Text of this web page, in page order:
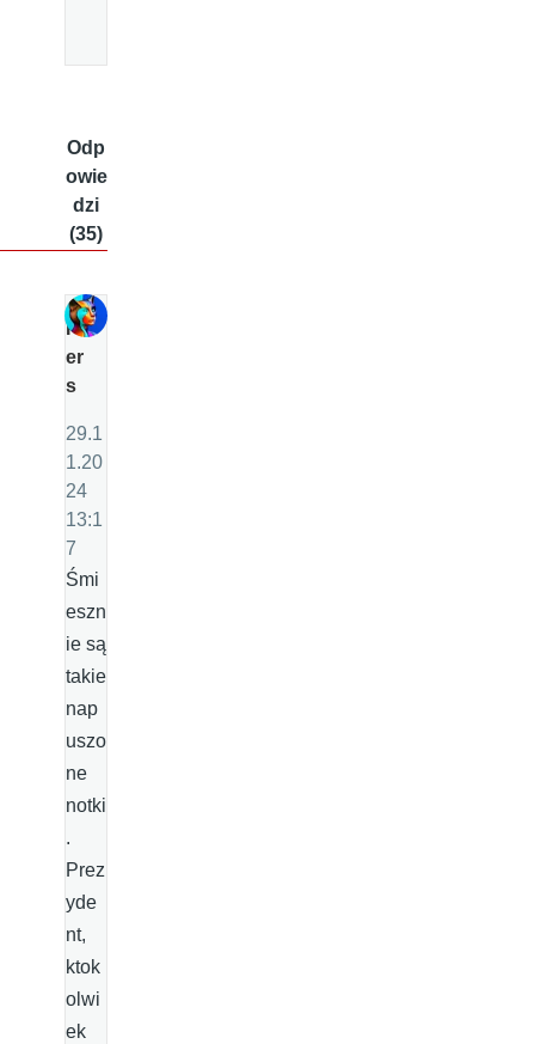
Odp
owie
dzi
(35)
P
er
s
29.1
1.20
24
13:1
7
Śmi
eszn
ie są
takie
nap
uszo
ne
notki
.
Prez
yde
nt,
ktok
olwi
ek